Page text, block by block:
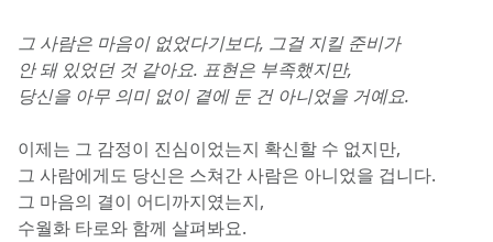
그 사람은 마음이 없었다기보다, 그걸 지킬 준비가
안 돼 있었던 것 같아요. 표현은 부족했지만,
당신을 아무 의미 없이 곁에 둔 건 아니었을 거예요.
이제는 그 감정이 진심이었는지 확신할 수 없지만,
그 사람에게도 당신은 스쳐간 사람은 아니었을 겁니다.
그 마음의 결이 어디까지였는지,
수월화 타로와 함께 살펴봐요.